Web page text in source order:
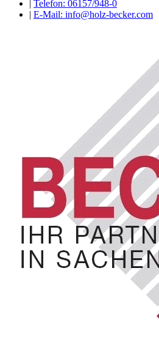
| Telefon: 06157/948-0
| E-Mail: info@holz-becker.com